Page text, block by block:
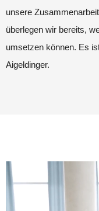
unsere
überlegen wir bereits,
umsetzen können. Es
Aigeldinger.